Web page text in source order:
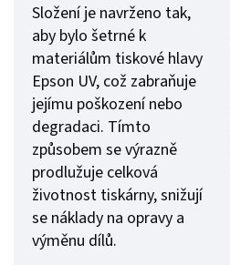
Složení je navrženo tak,
aby bylo šetrné k
materiálům tiskové hlavy
Epson UV, což zabraňuje
jejímu poškození nebo
degradaci. Tímto
způsobem se výrazně
prodlužuje celková
životnost tiskárny, snižují
se náklady na opravy a
výměnu dílů.